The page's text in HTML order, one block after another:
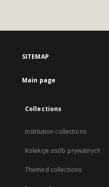
SITEMAP
Main page
Collections
Institution collections
Kolekcje osób prywatnych
Themed collections